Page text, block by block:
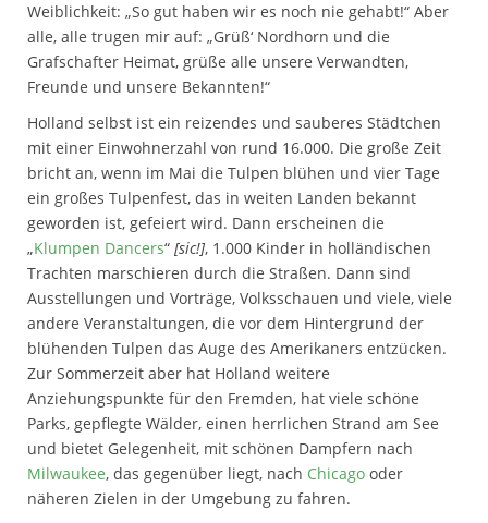
Weiblichkeit: „So gut haben wir es noch nie gehabt!“ Aber
alle, alle trugen mir auf: „Grüß‘ Nordhorn und die
Grafschafter Heimat, grüße alle unsere Verwandten,
Freunde und unsere Bekannten!“
Holland selbst ist ein reizendes und sauberes Städtchen
mit einer Einwohnerzahl von rund 16.000. Die große Zeit
bricht an, wenn im Mai die Tulpen blühen und vier Tage
ein großes Tulpenfest, das in weiten Landen bekannt
geworden ist, gefeiert wird. Dann erscheinen die
„Klumpen Dancers“ [sic!], 1.000 Kinder in holländischen
Trachten marschieren durch die Straßen. Dann sind
Ausstellungen und Vorträge, Volksschauen und viele, viele
andere Veranstaltungen, die vor dem Hintergrund der
blühenden Tulpen das Auge des Amerikaners entzücken.
Zur Sommerzeit aber hat Holland weitere
Anziehungspunkte für den Fremden, hat viele schöne
Parks, gepflegte Wälder, einen herrlichen Strand am See
und bietet Gelegenheit, mit schönen Dampfern nach
Milwaukee, das gegenüber liegt, nach Chicago oder
näheren Zielen in der Umgebung zu fahren.